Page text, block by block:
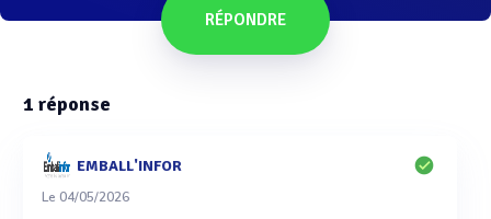
RÉPONDRE
1 réponse
EMBALL'INFOR
Le 04/05/2026